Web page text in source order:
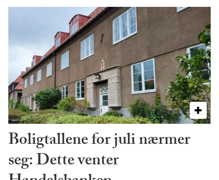
Boligtallene for juli nærmer
seg: Dette venter